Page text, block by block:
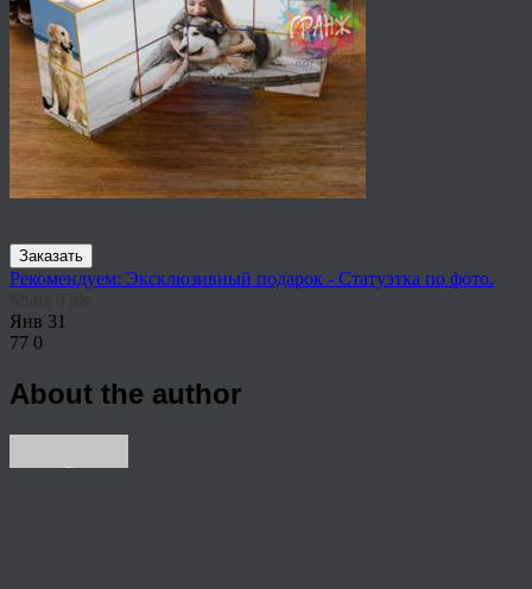
Заказать
Рекомендуем: Эксклюзивный подарок - Статуэтка по фото.
Янв 31
77 0
About the author